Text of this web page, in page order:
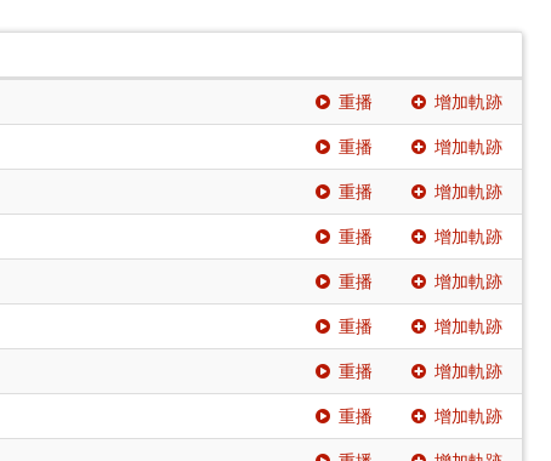
重播 增加軌跡
重播 增加軌跡
重播 增加軌跡
重播 增加軌跡
重播 增加軌跡
重播 增加軌跡
重播 增加軌跡
重播 增加軌跡